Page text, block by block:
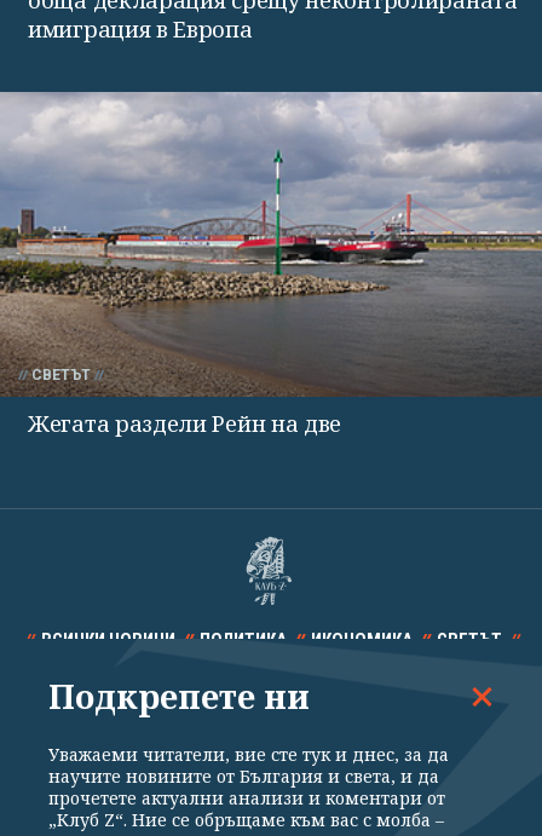
имиграция в Европа
СВЕТЪТ
Жегата раздели Рейн на две
ВСИЧКИ НОВИНИ ПОЛИТИКА ИКОНОМИКА СВЕТЪТ
СПОРТ КУЛТУРА ТЕХНОЛОГИИ КАЛЕЙДОСКОП
Подкрепете ни
Уважаеми читатели, вие сте тук и днес, за да
научите новините от България и света, и да
прочетете актуални анализи и коментари от
„Клуб Z“. Ние се обръщаме към вас с молба –